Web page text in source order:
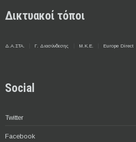
Δικτυακοί τόποι
Δ.Α.ΣΤΑ. Γ. Διασύνδεσης Μ.Κ.Ε. Europe Direct
Social
Twitter
Facebook